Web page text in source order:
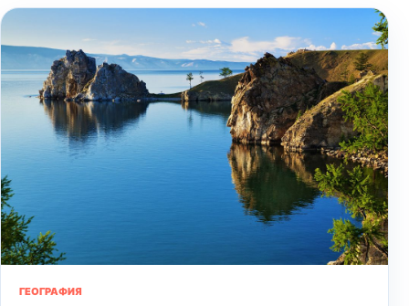
ГЕОГРАФИЯ